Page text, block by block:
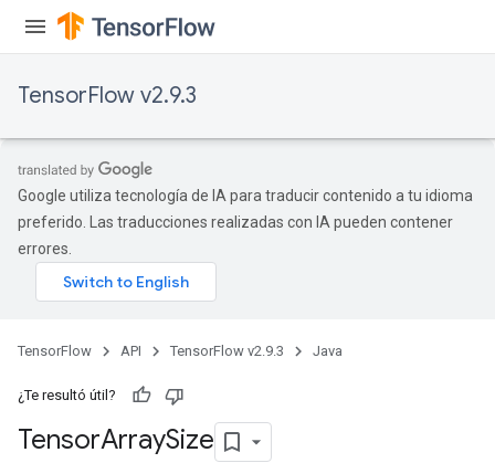
TensorFlow v2.9.3
Google utiliza tecnología de IA para traducir contenido a tu idioma
preferido. Las traducciones realizadas con IA pueden contener
errores.
TensorFlow API TensorFlow v2.9.3 Java
¿Te resultó útil?
TensorArraySize